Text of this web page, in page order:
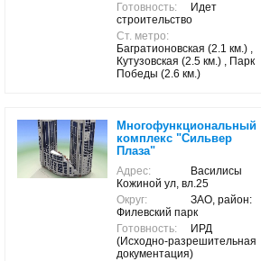
Готовность:
Идет
строительство
Ст. метро:
Багратионовская (2.1 км.) ,
Кутузовская (2.5 км.) , Парк
Победы (2.6 км.)
Многофункциональный
комплекс "Сильвер
Плаза"
Адрес:
Василисы
Кожиной ул, вл.25
Округ:
ЗАО, район:
Филевский парк
Готовность:
ИРД
(Исходно-разрешительная
документация)